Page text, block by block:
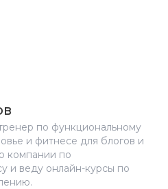
по функциональному
и фитнесе для блогов и
компании по
и веду онлайн-курсы по